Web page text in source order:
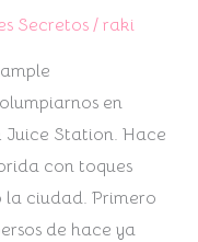
Secretos/ raki
en
Station. Hace
con toques
la ciudad. Primero
de hace ya